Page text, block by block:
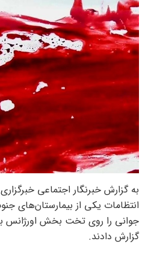
به گزارش خبرنگار اجتماعی خبرگزاری
انتظامات یکی از بیمارستان‌های
گزارش دادند.